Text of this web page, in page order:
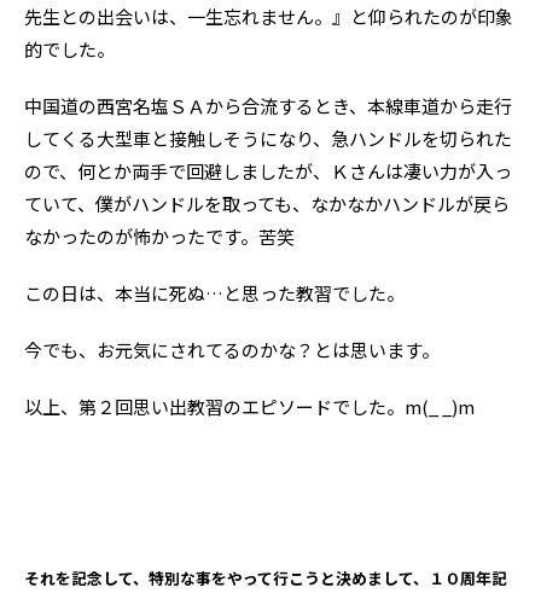
先生との出会いは、一生忘れません。』と仰られたのが印象
的でした。
中国道の西宮名塩ＳＡから合流するとき、本線車道から走行
してくる大型車と接触しそうになり、急ハンドルを切られた
ので、何とか両手で回避しましたが、Ｋさんは凄い力が入っ
ていて、僕がハンドルを取っても、なかなかハンドルが戻ら
なかったのが怖かったです。苦笑
この日は、本当に死ぬ…と思った教習でした。
今でも、お元気にされてるのかな？とは思います。
以上、第２回思い出教習のエピソードでした。m(_ _)m
それを記念して、特別な事をやって行こうと決めまして、１０周年記